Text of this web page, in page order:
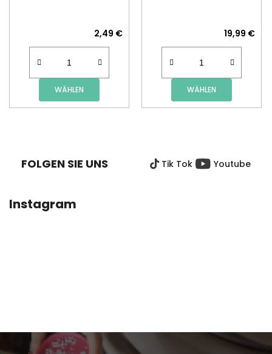
2,49 €
WÄHLEN
19,99 €
WÄHLEN
FOLGEN SIE UNS Tik Tok Youtube
Instagram